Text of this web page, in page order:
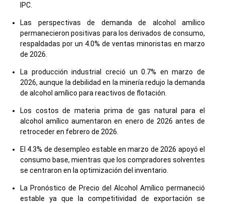
IPC.
Las perspectivas de demanda de alcohol amílico
permanecieron positivas para los derivados de consumo,
respaldadas por un 4.0% de ventas minoristas en marzo
de 2026.
La producción industrial creció un 0.7% en marzo de
2026, aunque la debilidad en la minería redujo la demanda
de alcohol amílico para reactivos de flotación.
Los costos de materia prima de gas natural para el
alcohol amílico aumentaron en enero de 2026 antes de
retroceder en febrero de 2026.
El 4.3% de desempleo estable en marzo de 2026 apoyó el
consumo base, mientras que los compradores solventes
se centraron en la optimización del inventario.
La Pronóstico de Precio del Alcohol Amílico permaneció
estable ya que la competitividad de exportación se